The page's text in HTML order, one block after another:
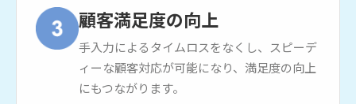
顧客満足度の向上
手入力によるタイムロスをなくし、スピーデ
ィーな顧客対応が可能になり、満足度の向上
にもつながります。